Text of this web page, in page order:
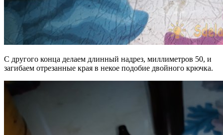
С другого конца делаем длинный надрез, миллиметров 50, и
загибаем отрезанные края в некое подобие двойного крючка.